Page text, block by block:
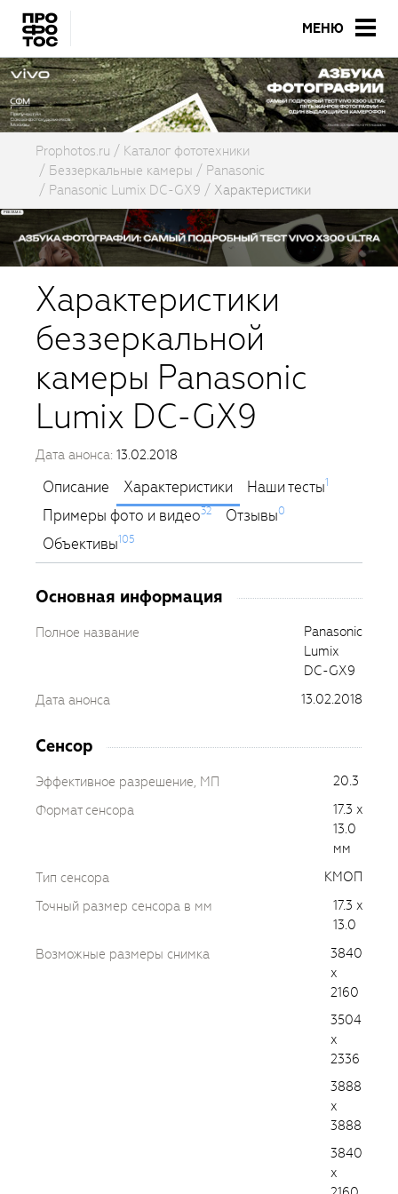
МЕНЮ
Prophotos.ru
Каталог фототехники
Беззеркальные камеры
Panasonic
Panasonic Lumix DC-GX9
Характеристики
Характеристики
беззеркальной
камеры Panasonic
Lumix DC-GX9
Дата анонса: 13.02.2018
Описание Характеристики Наши тесты1
Примеры фото и видео32 Отзывы0
Объективы105
Основная информация
Полное название
Panasonic
Lumix
DC-GX9
Дата анонса
13.02.2018
Сенсор
Эффективное разрешение, МП
20.3
Формат сенсора
17.3 x
13.0
мм
Тип сенсора
КМОП
Точный размер сенсора в мм
17.3 x
13.0
Возможные размеры снимка
3840
x
2160
3504
x
2336
3888
x
3888
3840
x